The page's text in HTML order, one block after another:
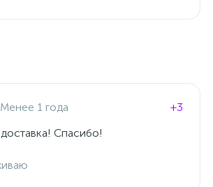
Менее 1 года
+3
Спасибо!